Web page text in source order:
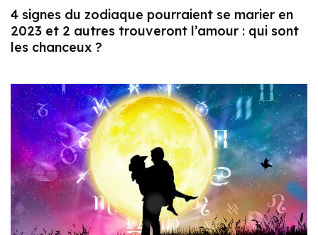
4 signes du zodiaque pourraient se marier en
2023 et 2 autres trouveront l’amour : qui sont
les chanceux ?